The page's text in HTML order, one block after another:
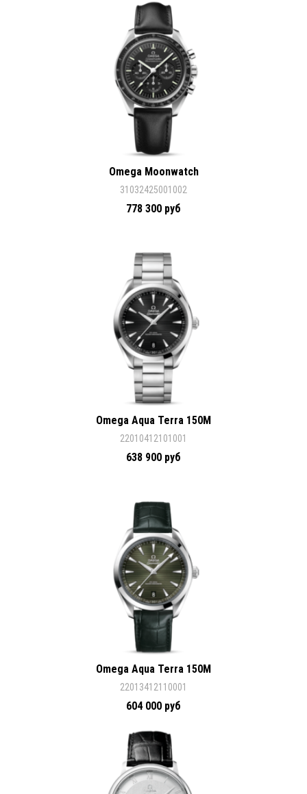
Omega Moonwatch
31032425001002
778 300 руб
Omega Aqua Terra 150M
22010412101001
638 900 руб
Omega Aqua Terra 150M
22013412110001
604 000 руб